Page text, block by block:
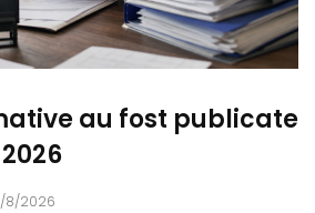
au fost publicate
8/2026